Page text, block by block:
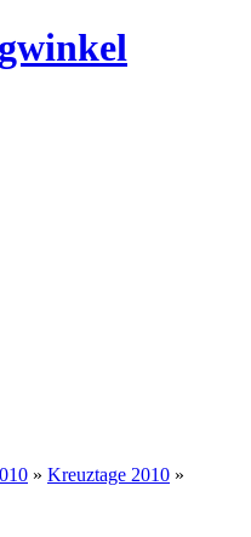
» Kreuztage 2010 »